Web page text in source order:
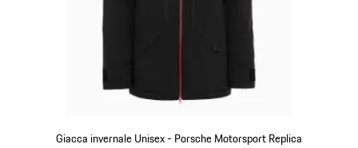
Giacca invernale Unisex - Porsche Motorsport Replica